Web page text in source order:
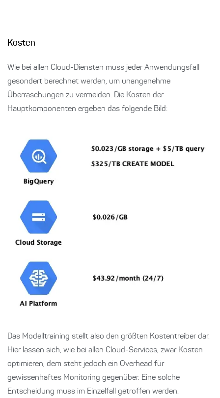
Kosten
Wie bei allen Cloud-Diensten muss jeder Anwendungsfall
gesondert berechnet werden, um unangenehme
Überraschungen zu vermeiden. Die Kosten der
Hauptkomponenten ergeben das folgende Bild:
Das Modelltraining stellt also den größten Kostentreiber dar.
Hier lassen sich, wie bei allen Cloud-Services, zwar Kosten
optimieren, dem steht jedoch ein Overhead für
gewissenhaftes Monitoring gegenüber. Eine solche
Entscheidung muss im Einzelfall getroffen werden.